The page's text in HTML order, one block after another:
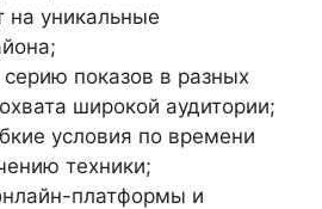
на уникальные
показов в разных
широкой аудитории;
условия по времени
техники;
платформы и